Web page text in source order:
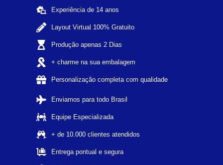
Experiência de 14 anos
Layout Virtual 100% Gratuito
Produção apenas 2 Dias
+ charme na sua embalagem
Personalização completa com qualidade
Enviamos para todo Brasil
Equipe Especializada
+ de 10.000 clientes atendidos
Entrega pontual e segura